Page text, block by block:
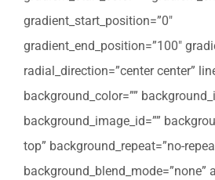
gradient_start_position=”0″
gradient_end_position=”100″
radial_direction=”center center”
background_color=””
background_image_id=””
top” background_repeat=”no-
background_blend_mode=”none”